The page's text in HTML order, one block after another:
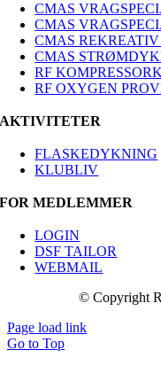
CMAS
CMAS
CMAS
CMAS
RF
RF OXYGEN
AKTIVITETER
FLASKEDYKNING
KLUBLIV
FOR MEDLEMMER
LOGIN
DSF TAILOR
WEBMAIL
© Copyright
Page load link
Go to Top